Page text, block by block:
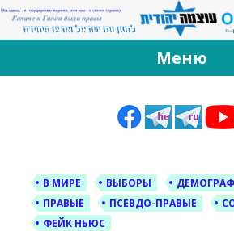
За Оцма
עוצמה יהודית ברוסית ובעברית
Меню
В МИРЕ ВЫБОРЫ
ПРАВЫЕ
ПСЕВДО-ПРАВЫЕ
ФЕЙК НЬЮС